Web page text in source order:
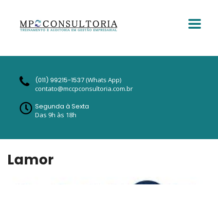
(011) 99215-1537(Whats App)
contato@mccpconsultoria.com.br
Segunda à Sexta
Das 9h às 18h
Lamor